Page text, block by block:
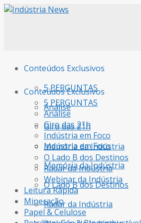
Conteúdos Exclusivos
5 PERGUNTAS
Análise
Giro das 21h
Indústria em Foco
Memória da Indústria
O Lado B dos Destinos
Radar da Indústria
Conteúdos Exclusivos
5 PERGUNTAS
Análise
Giro das 21h
Indústria em Foco
Memória da Indústria
O Lado B dos Destinos
Radar da Indústria
Webinar da Indústria
Leitura Rápida
Mineração
Papel & Celulose